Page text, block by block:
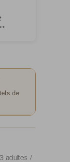
de
adultes /